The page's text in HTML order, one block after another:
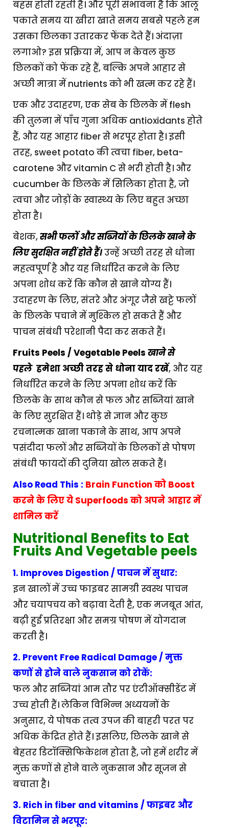
बहस होती रहती है। और पूरी संभावना है कि आलू
पकाते समय या खीरा खाते समय सबसे पहले हम
उसका छिलका उतारकर फेंक देते हैं। अंदाज़ा
लगाओ? इस प्रक्रिया में, आप न केवल कुछ
छिलकों को फेंक रहे हैं, बल्कि अपने आहार से
अच्छी मात्रा में nutrients को भी खत्म कर रहे हैं।
एक और उदाहरण, एक सेब के छिलके में flesh
की तुलना में पाँच गुना अधिक antioxidants होते
हैं, और यह आहार fiber से भरपूर होता है। इसी
तरह, sweet potato की त्वचा fiber, beta-
carotene और vitamin C से भरी होती है। और
cucumber के छिलके में सिलिका होता है, जो
त्वचा और जोड़ों के स्वास्थ्य के लिए बहुत अच्छा
होता है।
बेशक,सभी फलों और सब्जियों के छिलके खाने के
लिए सुरक्षित नहीं होते हैं।उन्हें अच्छी तरह से धोना
महत्वपूर्ण है और यह निर्धारित करने के लिए
अपना शोध करें कि कौन से खाने योग्य हैं।
उदाहरण के लिए, संतरे और अंगूर जैसे खट्टे फलों
के छिलके पचाने में मुश्किल हो सकते हैं और
पाचन संबंधी परेशानी पैदा कर सकते हैं।
Fruits Peels / Vegetable Peels खाने से
पहलेहमेशा अच्छी तरह से धोना याद रखें, और यह
निर्धारित करने के लिए अपना शोध करें कि
छिलके के साथ कौन से फल और सब्जियां खाने
के लिए सुरक्षित हैं। थोड़े से ज्ञान और कुछ
रचनात्मक खाना पकाने के साथ, आप अपने
पसंदीदा फलों और सब्जियों के छिलकों से पोषण
संबंधी फायदों की दुनिया खोल सकते हैं।
Also Read This : Brain Function को Boost
करने के लिए ये Superfoods को अपने आहार में
शामिल करें
Nutritional Benefits to Eat
Fruits And Vegetable peels
1. Improves Digestion / पाचन में सुधार:
इन खालों में उच्च फाइबर सामग्री स्वस्थ पाचन
और चयापचय को बढ़ावा देती है, एक मजबूत आंत,
बढ़ी हुई प्रतिरक्षा और समग्र पोषण में योगदान
करती है।
2. Prevent Free Radical Damage / मुक्त
कणों से होने वाले नुकसान को रोकें:
फल और सब्जियां आम तौर पर एंटीऑक्सीडेंट में
उच्च होती हैं। लेकिन विभिन्न अध्ययनों के
अनुसार, ये पोषक तत्व उपज की बाहरी परत पर
अधिक केंद्रित होते हैं। इसलिए, छिलके खाने से
बेहतर डिटॉक्सिफिकेशन होता है, जो हमें शरीर में
मुक्त कणों से होने वाले नुकसान और सूजन से
बचाता है।
3. Rich in fiber and vitamins / फाइबर और
विटामिन से भरपूर: